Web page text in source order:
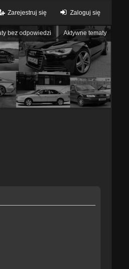
Zaloguj się
Zarejestruj się
bez odpowiedzi Aktywne tematy